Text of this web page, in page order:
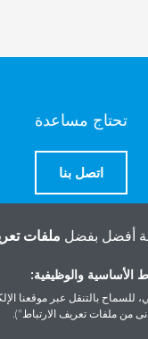
تحتاج مساعدة
اتصل بنا
أفضل بفضل ملفات
الأساسية والوظيفية:
للسماح بالتنقل عبر موقعنا
من ملفات تعريف الارتباط").